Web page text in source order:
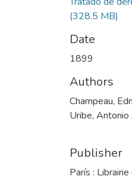
(328.5 MB)
Date
1899
Authors
Champeau,
Uribe,
Publisher
París :